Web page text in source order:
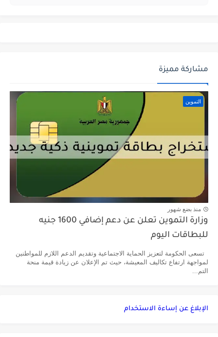
مشاركة مميزة
التموين
منذ بضع شهور
وزارة التموين تعلن عن دعم إضافي 1600 جنيه
للبطاقات اليوم
تسعى الحكومة لتعزيز الحماية الاجتماعية وتقديم الدعم اللازم للمواطنين
لمواجهة ارتفاع تكاليف المعيشة، حيث تم الإعلان عن زيادة قيمة منحة
التم...
الإبلاغ عن إساءة الاستخدام